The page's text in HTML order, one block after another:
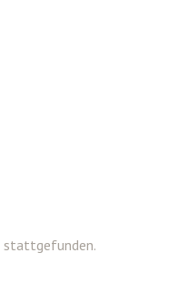
stattgefunden.